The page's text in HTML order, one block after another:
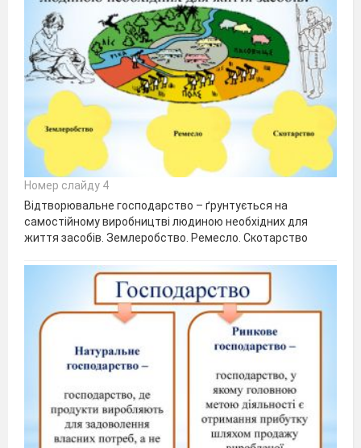
Номер слайду 4
Відтворювальне господарство – ґрунтується на
самостійному виробництві людиною необхідних для
життя засобів. Землеробство. Ремесло. Скотарство